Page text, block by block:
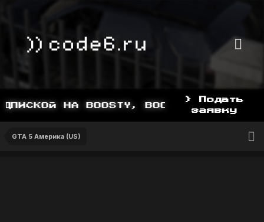
НА BOOSTY, BOOSTY.TO/YDDY
> Подать
заявку
GTA 5 Америка (US)